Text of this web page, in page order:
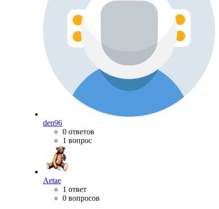
den96
0 ответов
1 вопрос
Aetae
1 ответ
0 вопросов